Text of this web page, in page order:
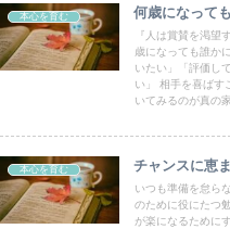
本心を育む 何歳になって
『人は賞賛を渇望
歳になっても誰か
いたい」「評価し
い」 相手を喜ばす
いてみるのが真の
本心を育む チャンスに恵
いつも準備を怠ら
のために役にたつ
が楽になるために